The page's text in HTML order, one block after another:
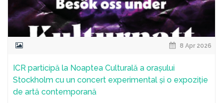
8 Apr 2026
ICR participă la Noaptea Culturală a orașului
Stockholm cu un concert experimental și o expoziție
de artă contemporană